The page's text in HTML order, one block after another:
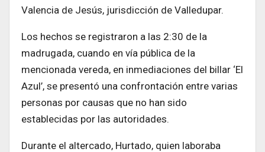
Valencia de Jesús, jurisdicción de Valledupar.
Los hechos se registraron a las 2:30 de la
madrugada, cuando en vía pública de la
mencionada vereda, en inmediaciones del billar ‘El
Azul’, se presentó una confrontación entre varias
personas por causas que no han sido
establecidas por las autoridades.
Durante el altercado, Hurtado, quien laboraba